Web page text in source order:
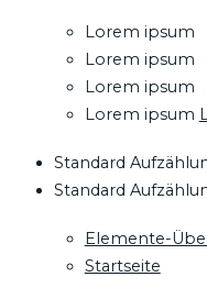
Lorem ipsum
Lorem ipsum
Lorem ipsum
Lorem ipsum
Standard
Standard
Elemente-
Startseite